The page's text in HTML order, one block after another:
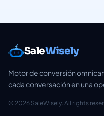
SaleWisely
Motor de conversión
cada conversación en una
© 2026 SaleWisely. All rights